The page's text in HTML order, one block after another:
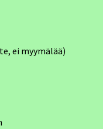
ei myymälää)